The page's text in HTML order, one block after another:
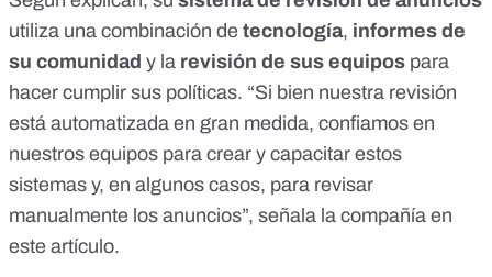
utiliza una combinación de tecnología, informes de
su comunidad y la revisión de sus equipos para
hacer cumplir sus políticas. “Si bien nuestra revisión
está automatizada en gran medida, confiamos en
nuestros equipos para crear y capacitar estos
sistemas y, en algunos casos, para revisar
manualmente los anuncios”, señala la compañía en
este artículo.